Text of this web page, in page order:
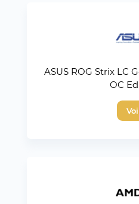
ASUS ROG Strix LC
OC